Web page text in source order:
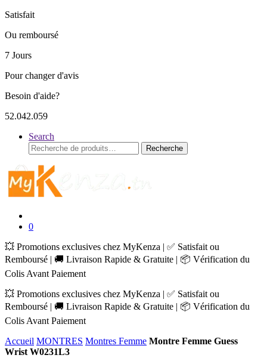
Satisfait
Ou remboursé
7 Jours
Pour changer d'avis
Besoin d'aide?
52.042.059
Search
Recherche
pour :
Recherche
0
💥 Promotions exclusives chez MyKenza | ✅ Satisfait ou
Remboursé | 🚚 Livraison Rapide & Gratuite | 📦 Vérification du
Colis Avant Paiement
💥 Promotions exclusives chez MyKenza | ✅ Satisfait ou
Remboursé | 🚚 Livraison Rapide & Gratuite | 📦 Vérification du
Colis Avant Paiement
Accueil MONTRES Montres Femme Montre Femme Guess
Wrist W0231L3